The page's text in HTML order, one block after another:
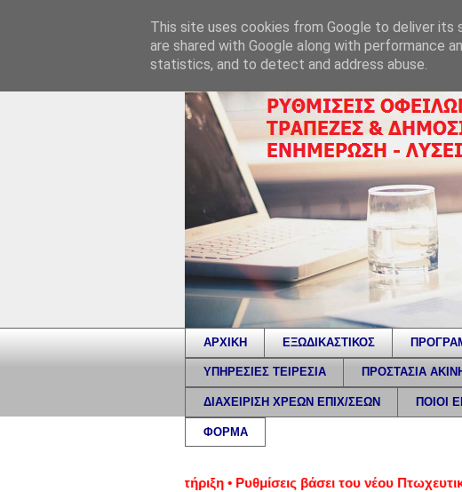
ΑΡΧΙΚΗ ΕΞΩΔΙΚΑΣΤΙΚΟΣ
ΥΠΗΡΕΣΙΕΣ ΤΕΙΡΕΣΙΑ ΠΡΟΣΤΑΣΙΑ
ΔΙΑΧΕΙΡΙΣΗ ΧΡΕΩΝ ΕΠΙΧ/ΣΕΩΝ ΠΟΙΟΙ
ΦΟΡΜΑ
Νομική υποστήριξη • Ρυθμίσεις βάσει του νέου
This site uses cookies from Google to deliver its
are shared with Google along with performance
statistics, and to detect and address abuse.